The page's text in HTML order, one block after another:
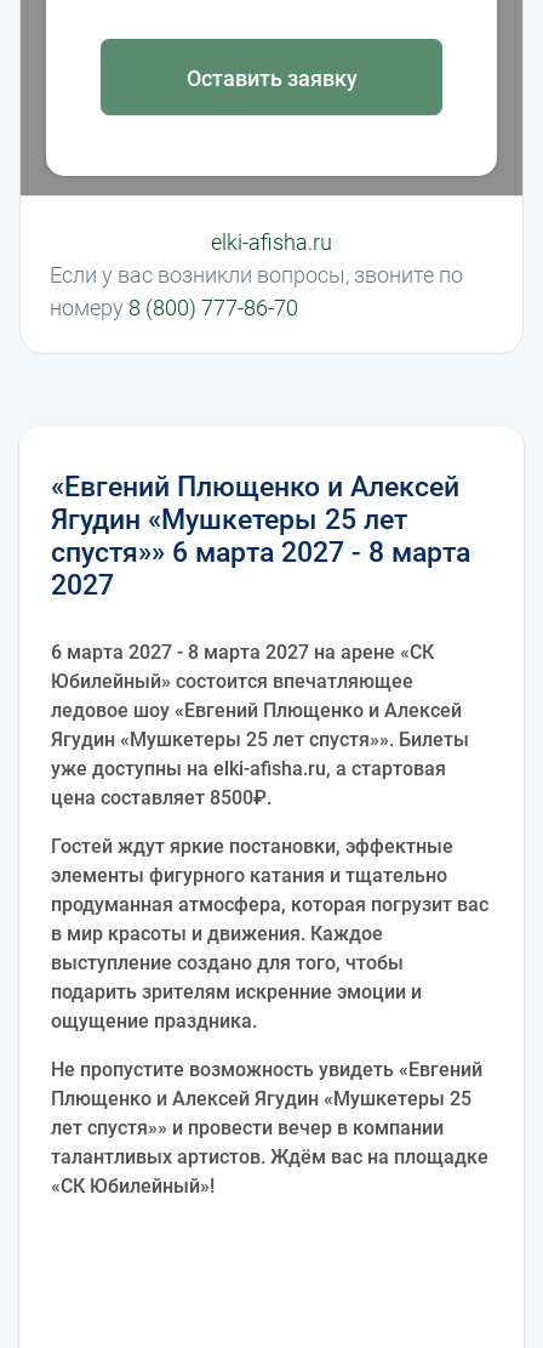
Оставить заявку
Если у вас возникли вопросы, звоните по
номеру 8 (800) 777-86-70
elki-afisha.ru
«Евгений Плющенко и Алексей
Ягудин «Мушкетеры 25 лет
спустя»» 6 марта 2027 - 8 марта
2027
6 марта 2027 - 8 марта 2027 на арене «СК
Юбилейный» состоится впечатляющее
ледовое шоу «Евгений Плющенко и Алексей
Ягудин «Мушкетеры 25 лет спустя»». Билеты
уже доступны на elki-afisha.ru, а стартовая
цена составляет 8500₽.
Гостей ждут яркие постановки, эффектные
элементы фигурного катания и тщательно
продуманная атмосфера, которая погрузит вас
в мир красоты и движения. Каждое
выступление создано для того, чтобы
подарить зрителям искренние эмоции и
ощущение праздника.
Не пропустите возможность увидеть «Евгений
Плющенко и Алексей Ягудин «Мушкетеры 25
лет спустя»» и провести вечер в компании
талантливых артистов. Ждём вас на площадке
«СК Юбилейный»!